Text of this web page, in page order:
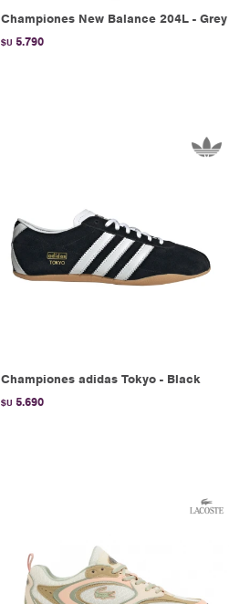
Championes New Balance 204L - Grey
$U 5.790
Championes adidas Tokyo - Black
$U 5.690